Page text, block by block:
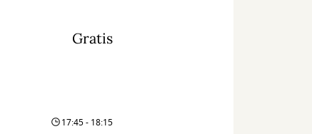
Gratis
17:45 - 18:15